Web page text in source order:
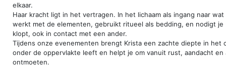
elkaar.
Haar kracht ligt in het vertragen. In het lichaam als ingang naar
werkt met de elementen, gebruikt ritueel als bedding, en nodigt
klopt, ook in contact met een ander.
Tijdens onze evenementen brengt Krista een zachte diepte in het
onder de oppervlakte leeft en helpt je om vanuit rust, aandacht
ontmoeten.